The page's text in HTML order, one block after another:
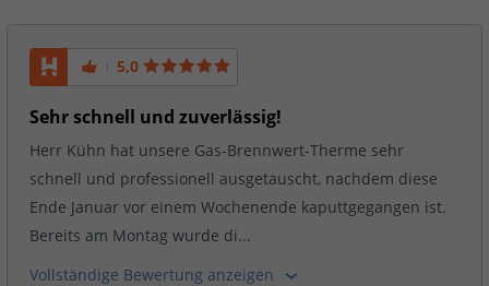
5,0
Sehr schnell und zuverlässig!
Herr Kühn hat unsere Gas-Brennwert-Therme sehr
schnell und professionell ausgetauscht, nachdem diese
Ende Januar vor einem Wochenende kaputtgegangen ist.
Bereits am Montag wurde di...
Vollständige Bewertung anzeigen